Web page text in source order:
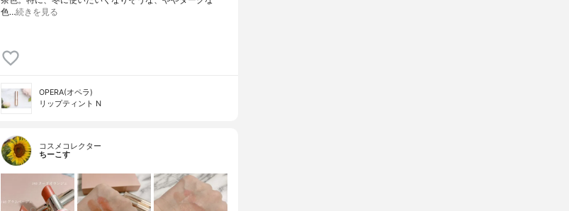
色…続きを見る
OPERA(オペラ)
リップティント N
コスメコレクター
ちーこす